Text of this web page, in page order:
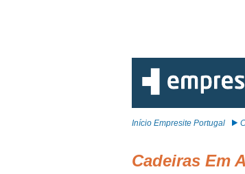
Início Empresite Portugal
Cadeiras Em